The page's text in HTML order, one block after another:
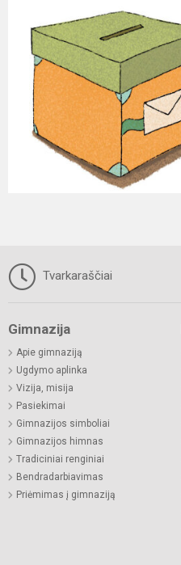
Tvarkaraščiai
Gimnazija
Apie gimnaziją
Ugdymo aplinka
Vizija, misija
Pasiekimai
Gimnazijos simboliai
Gimnazijos himnas
Tradiciniai renginiai
Bendradarbiavimas
Priėmimas į gimnaziją